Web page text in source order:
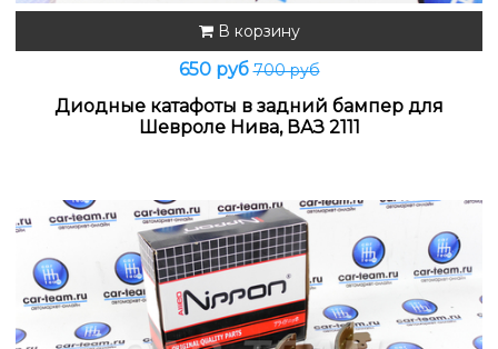
В корзину
650 руб700 руб
Диодные катафоты в задний бампер для
Шевроле Нива, ВАЗ 2111